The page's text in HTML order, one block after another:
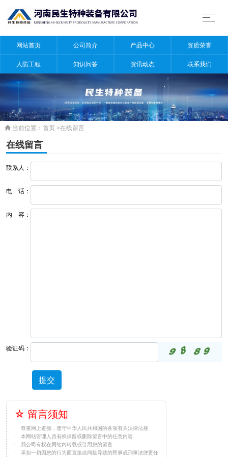
网站首页 公司简介 产品中心 资质荣誉
人防工程 知识问答 资讯动态 联系我们
 当前位置： 首页>在线留言
在线留言
联系人：
电 话：
内 容：
验证码：
提交
☆ 留言须知
· 尊重网上道德，遵守中华人民共和国的各项有关法律法规
· 本网站管理人员有权保留或删除留言中的任意内容
· 我公司有权在网站内转载或引用您的留言
· 承担一切因您的行为而直接或间接导致的民事或刑事法律责任